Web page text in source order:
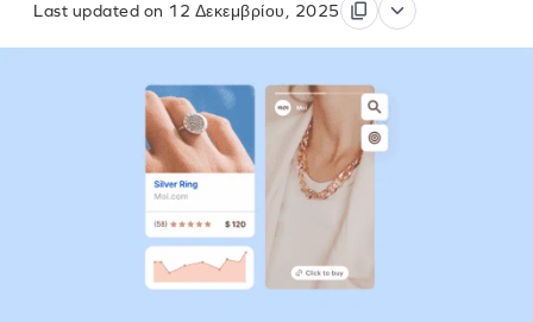
Last updated on 12 Δεκεμβρίου, 2025